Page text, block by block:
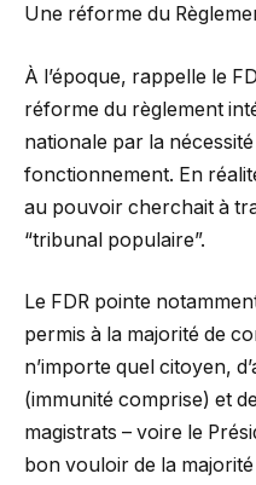
Une réforme du
À l’époque, rappelle le
réforme du règlement
nationale par la
fonctionnement. En
au pouvoir cherchait à
“tribunal populaire”.
Le FDR pointe
permis à la majorité de
n’importe quel citoyen,
(immunité comprise) et
magistrats – voire le
bon vouloir de la